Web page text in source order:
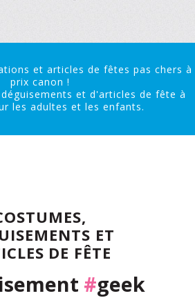
et articles de fêtes pas chers à
prix canon !
et d'articles de fête à
les adultes et les enfants.
ET
DE FÊTE
#geek